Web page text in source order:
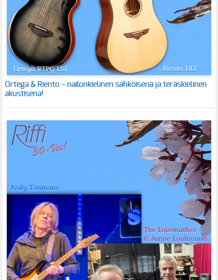
Ortega & Riento – nailonkielinen sähköisenä ja teräskielinen
akustisena!